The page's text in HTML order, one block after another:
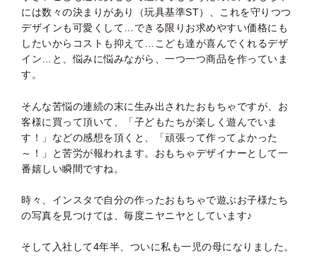
には数々の決まりがあり（玩具基準ST）、これを守りつつ
デザインも可愛くして…できる限りお求めやすい価格にも
したいからコストも抑えて…こども達が喜んでくれるデザ
イン…と、悩みに悩みながら、一つ一つ商品を作っていま
す。
そんな苦悩の連続の末に生み出されたおもちゃですが、お
客様に買って頂いて、「子どもたちが楽しく遊んでいま
す！」などの感想を頂くと、「頑張って作ってよかった
～！」と苦労が報われます。おもちゃデザイナーとして一
番嬉しい瞬間ですね。
時々、インスタで自分の作ったおもちゃで遊ぶお子様たち
の写真を見つけては、毎度ニヤニヤとしています♪
そして入社して4年半、ついに私も一児の母になりました。